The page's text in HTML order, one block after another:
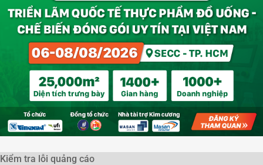
Kiểm tra lỗi quảng cáo